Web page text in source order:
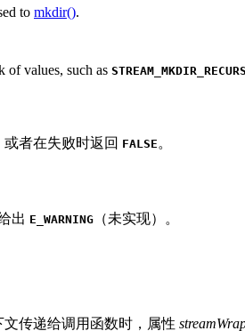
to mkdir().
of values, such as
或者在失败时返回 FALSE 。
出 E_WARNING （未实现）。
文传递给调用函数时，属性